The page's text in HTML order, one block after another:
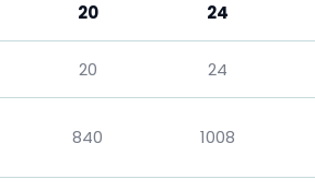
20 24
20 24
840 1008